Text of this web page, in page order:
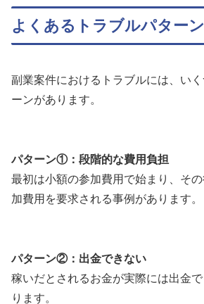
よくあるトラブルパターン
副業案件におけるトラブルには、い
ーンがあります。
パターン①：段階的な費用負担
最初は小額の参加費用で始まり、そ
加費用を要求される事例があります。
パターン②：出金できない
稼いだとされるお金が実際には出金
ります。